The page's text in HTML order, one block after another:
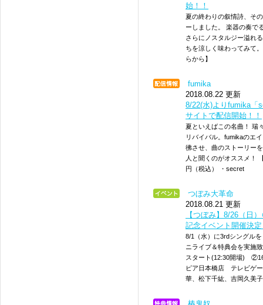
始！！
夏の終わりの叙情詩、そ
ーしました。 楽器の奏で
さらにノスタルジー溢れ
ちを涼しく味わってみて
らから】
fumika
2018.08.22 更新
8/22(水)よりfumika「
サイトで配信開始！！
夏といえばこの名曲！ 瑞
リバイバル。fumikaのエ
彿させ、曲のストーリー
人と聞くのがオススメ！
円（税込） ・secret
つぼみ大革命
2018.08.21 更新
【つぼみ】8/26（日
記念イベント開催決
8/1（水）に3rdシングル
ニライブ＆特典会を実
スタート(12:30開場)
ピア日本橋店 テレビゲ
華、松下千紘、吉岡久美